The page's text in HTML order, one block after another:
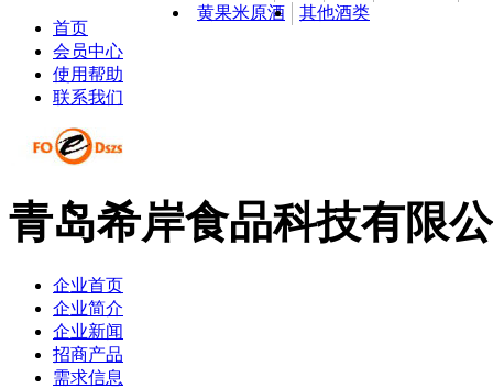
首页
会员中心
使用帮助
联系我们
青岛希岸食品科技有限
企业首页
企业简介
企业新闻
招商产品
需求信息
黄果米原酒 其他酒类